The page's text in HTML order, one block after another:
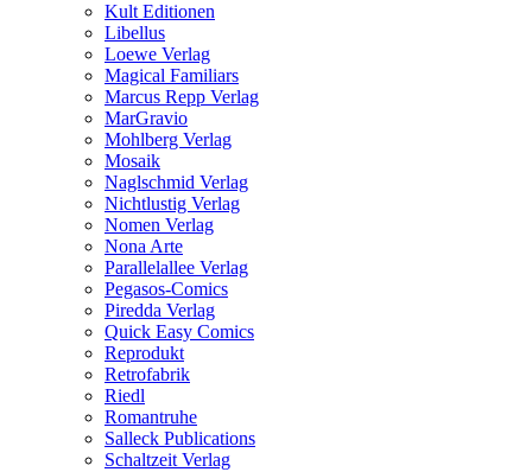
Kult Editionen
Libellus
Loewe Verlag
Magical Familiars
Marcus Repp Verlag
MarGravio
Mohlberg Verlag
Mosaik
Naglschmid Verlag
Nichtlustig Verlag
Nomen Verlag
Nona Arte
Parallelallee Verlag
Pegasos-Comics
Piredda Verlag
Quick Easy Comics
Reprodukt
Retrofabrik
Riedl
Romantruhe
Salleck Publications
Schaltzeit Verlag